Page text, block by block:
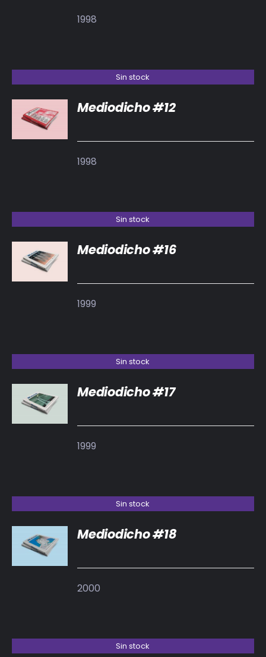
1998
Sin stock
DETALLES
Mediodicho #12
1998
Sin stock
DETALLES
Mediodicho #16
1999
Sin stock
DETALLES
Mediodicho #17
1999
Sin stock
DETALLES
Mediodicho #18
2000
Sin stock